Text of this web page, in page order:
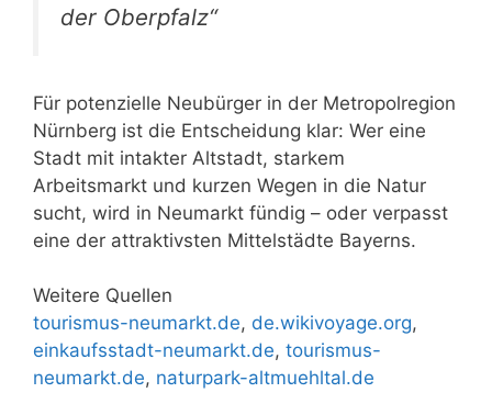
der Oberpfalz“
Für potenzielle Neubürger in der Metropolregion
Nürnberg ist die Entscheidung klar: Wer eine
Stadt mit intakter Altstadt, starkem
Arbeitsmarkt und kurzen Wegen in die Natur
sucht, wird in Neumarkt fündig – oder verpasst
eine der attraktivsten Mittelstädte Bayerns.
Weitere Quellen
tourismus-neumarkt.de, de.wikivoyage.org,
einkaufsstadt-neumarkt.de, tourismus-
neumarkt.de, naturpark-altmuehltal.de